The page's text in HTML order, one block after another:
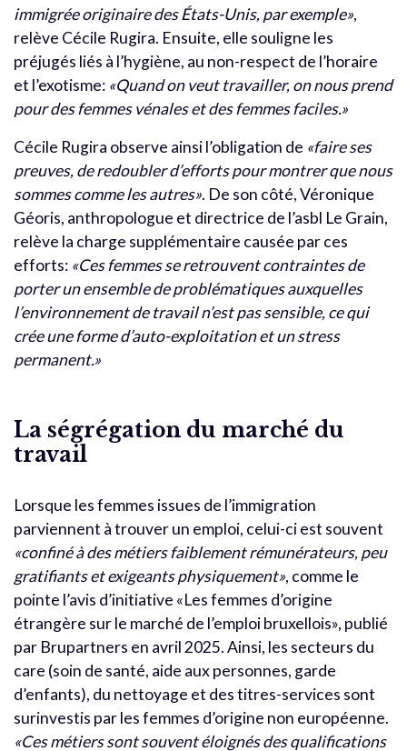
immigrée originaire des États-Unis, par exemple»,
relève Cécile Rugira. Ensuite, elle souligne les
préjugés liés à l’hygiène, au non-respect de l’horaire
et l’exotisme: «Quand on veut travailler, on nous prend
pour des femmes vénales et des femmes faciles.»
Cécile Rugira observe ainsi l’obligation de «faire ses
preuves, de redoubler d’efforts pour montrer que nous
sommes comme les autres». De son côté, Véronique
Géoris, anthropologue et directrice de l’asbl Le Grain,
relève la charge supplémentaire causée par ces
efforts: «Ces femmes se retrouvent contraintes de
porter un ensemble de problématiques auxquelles
l’environnement de travail n’est pas sensible, ce qui
crée une forme d’auto-exploitation et un stress
permanent.»
La ségrégation du marché du
travail
Lorsque les femmes issues de l’immigration
parviennent à trouver un emploi, celui-ci est souvent
«confiné à des métiers faiblement rémunérateurs, peu
gratifiants et exigeants physiquement», comme le
pointe l’avis d’initiative «Les femmes d’origine
étrangère sur le marché de l’emploi bruxellois», publié
par Brupartners en avril 2025. Ainsi, les secteurs du
care (soin de santé, aide aux personnes, garde
d’enfants), du nettoyage et des titres-services sont
surinvestis par les femmes d’origine non européenne.
«Ces métiers sont souvent éloignés des qualifications